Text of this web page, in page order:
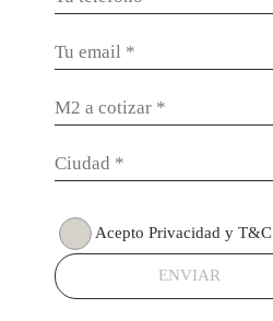
Acepto Privacidad y T&C
ENVIAR